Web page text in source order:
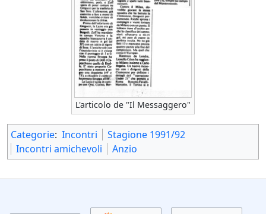
L'articolo de "Il Messaggero"
Categorie: Incontri
Stagione 1991/92
Incontri amichevoli
Anzio